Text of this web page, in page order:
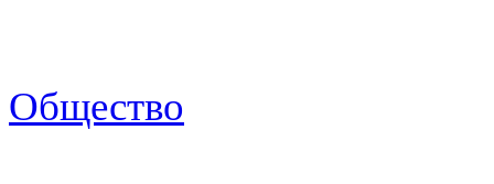
Общество